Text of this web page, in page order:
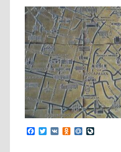
Facebook
Twitter
VK Odnoklassniki
Mail.Ru